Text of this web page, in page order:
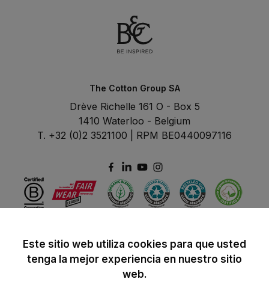
The Cotton Group SA
Drève Richelle 161 O - Box 5
1410 Waterloo - Belgium
T. +32 (0)2 3521100 | RPM BE0440097116
Este sitio web utiliza cookies para que usted
tenga la mejor experiencia en nuestro sitio
web.